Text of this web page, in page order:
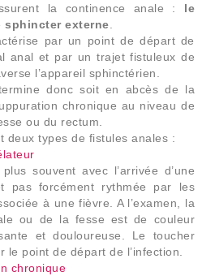
la continence anale : le
sphincter externe.
par un point de départ de
anal et par un trajet fistuleux de
l’appareil sphinctérien.
donc soit en abcès de la
chronique au niveau de
ou du rectum.
deux types de fistules anales :
souvent avec l’arrivée d’une
pas forcément rythmée par les
à une fièvre. A l’examen, la
ou de la fesse est de couleur
et douloureuse. Le toucher
le point de départ de l’infection.
chronique